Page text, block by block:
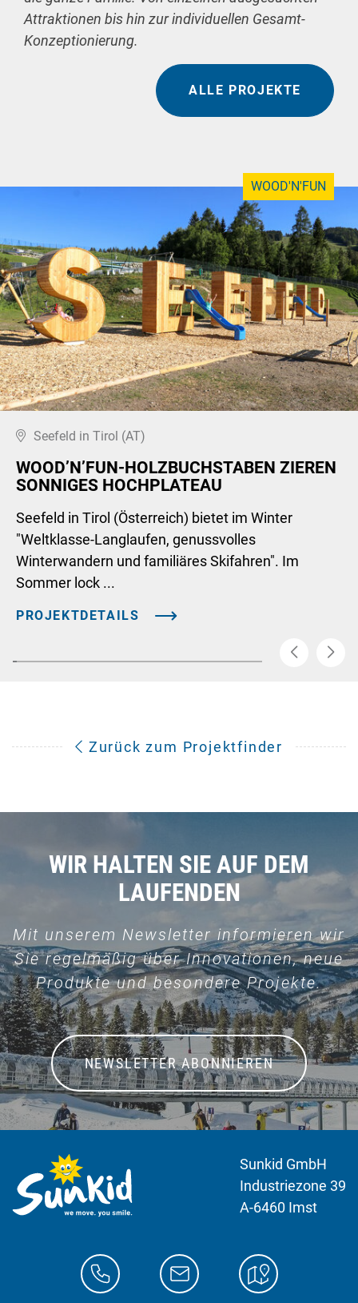
Attraktionen bis hin zur individuellen Gesamt-
Konzeptionierung.
ALLE PROJEKTE
WOOD'N'FUN
Seefeld in Tirol (AT)
WOOD’N’FUN-HOLZBUCHSTABEN ZIEREN
SONNIGES HOCHPLATEAU
Seefeld in Tirol (Österreich) bietet im Winter
"Weltklasse-Langlaufen, genussvolles
Winterwandern und familiäres Skifahren". Im
Sommer lock ...
PROJEKTDETAILS
Zurück zum Projektfinder
WIR HALTEN SIE AUF DEM
LAUFENDEN
Mit unserem Newsletter informieren wir
Sie regelmäßig über Innovationen, neue
Produkte und besondere Projekte.
NEWSLETTER ABONNIEREN
Sunkid GmbH
Industriezone 39
A-6460 Imst